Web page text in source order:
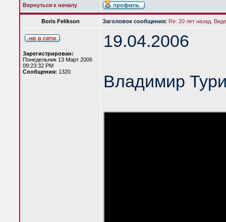
Вернуться к началу
Boris Felikson Заголовок сообщения: Re: 20 лет назад.
Зарегистрирован:
Понедельник 13 Март 2006
09:23:32 PM
Сообщения: 1320
19.04.2006
Владимир